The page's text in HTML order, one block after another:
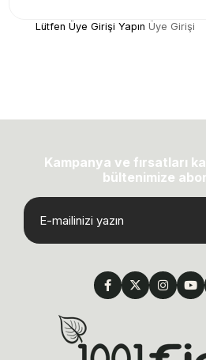
Lütfen Üye Girişi Yapın Üye Girişi
Kampanya ve fırsatları
bültenimize